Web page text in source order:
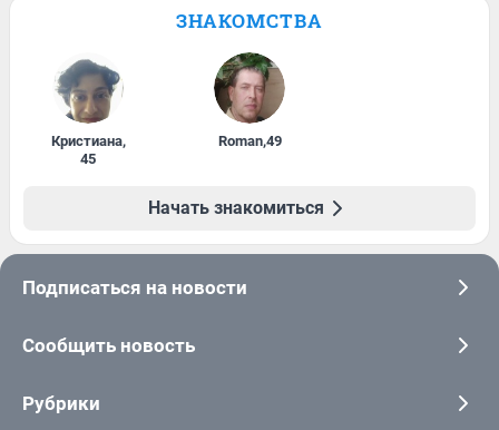
ЗНАКОМСТВА
Кристиана,
45
Roman,49
Начать знакомиться
Подписаться на новости
Сообщить новость
Рубрики